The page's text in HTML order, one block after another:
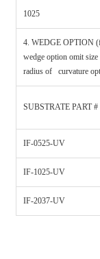
1025
4. WEDGE OPTION
wedge option omit size
radius of curvature
SUBSTRATE PART #
IF-0525-UV
IF-1025-UV
IF-2037-UV